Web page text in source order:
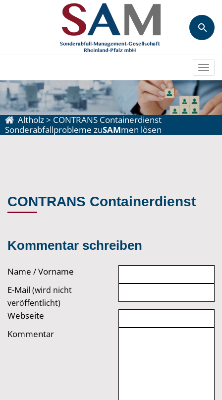
Altholz> CONTRANS Containerdienst
Sonderabfallprobleme zuSAMmen lösen
CONTRANS Containerdienst
Kommentar schreiben
Name / Vorname
E-Mail (wird nicht
veröffentlicht)
Webseite
Kommentar